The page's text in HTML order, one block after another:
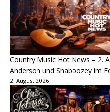
Country Music Hot News – 2.
Anderson und Shaboozey im
2. August 2026